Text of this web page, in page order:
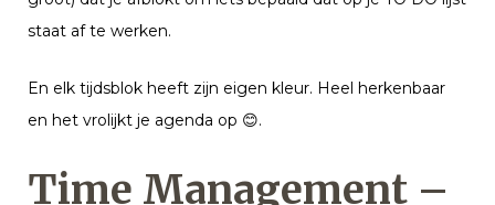
staat af te werken.
En elk tijdsblok heeft zijn eigen kleur. Heel herkenbaar
en het vrolijkt je agenda op 😊.
Time Management –